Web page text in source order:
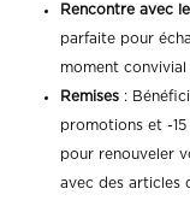
Rencontre avec
parfaite pour
moment
Remises :
promotions et -
pour renouveler
avec des articles